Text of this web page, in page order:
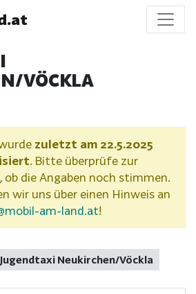
VÖCKLA
zuletzt am 22.5.2025
. Bitte überprüfe zur
ob die Angaben noch stimmen.
wir uns über einen Hinweis an
am-land.at!
Jugendtaxi Neukirchen/Vöckla